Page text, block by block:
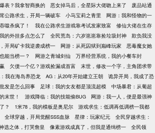
表？我拿智商换的 恶女掉马后，全星际大佬吻上来了
废品站通
公路求生，开局一辆破车 小马宝莉之青里
网游：我和怪物的一
噬杀疯了！ 我在公路求生游戏靠考试发家致富
修仙大佬在生存
的外挂多点怎么了 全民荒岛：六岁崽崽靠捡垃圾封神
欺负我没
开局矿卡我逆袭成榜一 网游：从死囚狱到巅峰玩家
恶毒魔女她
能当榜一？ 网游之青城剑仙
万界经营系统，我的小餐车封
欠债一个亿？游戏捡漏成首富
末世，修改一个字，主角团求带
我在海岛养恐龙 AG：从20年开始建立王朝
诡异开局，我成了恐
发是怎么回事 足球：我的女友都是顶流超模
中场暴君：从葡超
末世！ 游戏降临：我的技能偷BUG
网游：我一人，便是最强神
？ 1米78，我的模板是奥尼尔
游戏求生：低调再低调榜一我都
全球穿越，开局觉醒SSS血脉 星律：玩家纪元
全民穿越求生：
选之体，打哭詹皇 像素游戏成真了，但我是通缉榜一
全民领